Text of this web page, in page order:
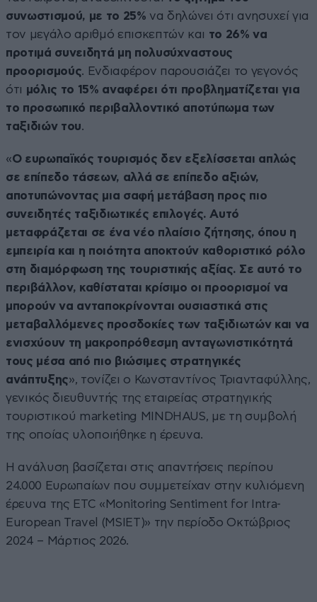
συνωστισμού, με το 25% να δηλώνει ότι ανησυχεί για
τον μεγάλο αριθμό επισκεπτών και το 26% να
προτιμά συνειδητά μη πολυσύχναστους
προορισμούς. Ενδιαφέρον παρουσιάζει το γεγονός
ότι μόλις το 15% αναφέρει ότι προβληματίζεται για
το προσωπικό περιβαλλοντικό αποτύπωμα των
ταξιδιών του.
«Ο ευρωπαϊκός τουρισμός δεν εξελίσσεται απλώς
σε επίπεδο τάσεων, αλλά σε επίπεδο αξιών,
αποτυπώνοντας μια σαφή μετάβαση προς πιο
συνειδητές ταξιδιωτικές επιλογές. Αυτό
μεταφράζεται σε ένα νέο πλαίσιο ζήτησης, όπου η
εμπειρία και η ποιότητα αποκτούν καθοριστικό ρόλο
στη διαμόρφωση της τουριστικής αξίας. Σε αυτό το
περιβάλλον, καθίσταται κρίσιμο οι προορισμοί να
μπορούν να ανταποκρίνονται ουσιαστικά στις
μεταβαλλόμενες προσδοκίες των ταξιδιωτών και να
ενισχύουν τη μακροπρόθεσμη ανταγωνιστικότητά
τους μέσα από πιο βιώσιμες στρατηγικές
ανάπτυξης», τονίζει ο Κωνσταντίνος Τριανταφύλλης,
γενικός διευθυντής της εταιρείας στρατηγικής
τουριστικού marketing MINDHAUS, με τη συμβολή
της οποίας υλοποιήθηκε η έρευνα.
Η ανάλυση βασίζεται στις απαντήσεις περίπου
24.000 Ευρωπαίων που συμμετείχαν στην κυλιόμενη
έρευνα της ETC «Monitoring Sentiment for Intra-
European Travel (MSIET)» την περίοδο Οκτώβριος
2024 – Μάρτιος 2026.